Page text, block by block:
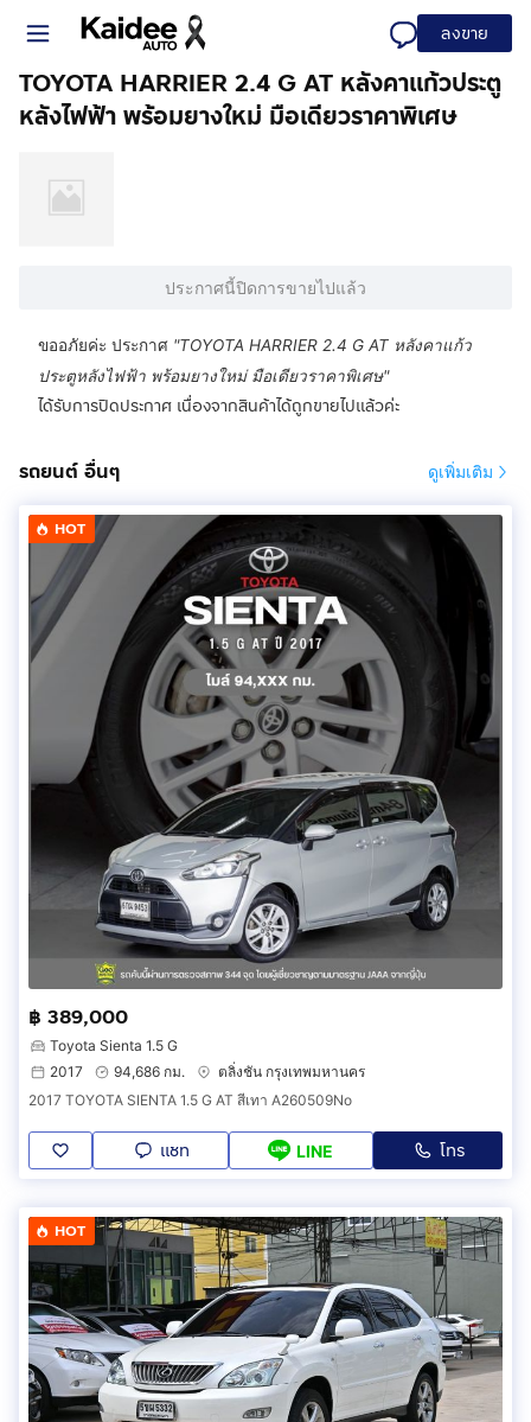
ลงขาย
TOYOTA HARRIER 2.4 G AT หลังคาแก้วประตู
หลังไฟฟ้า พร้อมยางใหม่ มือเดียวราคาพิเศษ
ประกาศนี้ปิดการขายไปแล้ว
ขออภัยค่ะ ประกาศ "TOYOTA HARRIER 2.4 G AT หลังคาแก้ว
ประตูหลังไฟฟ้า พร้อมยางใหม่ มือเดียวราคาพิเศษ"
ได้รับการปิดประกาศ เนื่องจากสินค้าได้ถูกขายไปแล้วค่ะ
รถยนต์ อื่นๆ ดูเพิ่มเติม
HOT
฿ 389,000
Toyota Sienta 1.5 G
2017
94,686 กม.
ตลิ่งชัน กรุงเทพมหานคร
2017 TOYOTA SIENTA 1.5 G AT สีเทา A260509No
แชท LINE โทร
HOT